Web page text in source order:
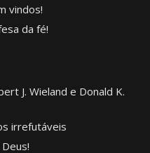
vindos!
da fé!
J. Wieland e Donald K.
irrefutáveis